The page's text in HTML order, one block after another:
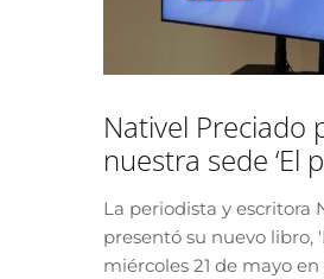
Nativel Preciado
nuestra sede ‘El
La periodista y escritora
presentó su nuevo libro,
miércoles 21 de mayo